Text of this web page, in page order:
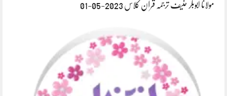
مولانا ابوبکر حنیف ترجمہ قرآن کلاس 2023-05-01